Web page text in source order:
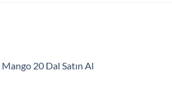
20 Dal Satın Al